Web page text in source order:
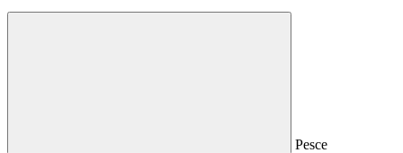
Pesce